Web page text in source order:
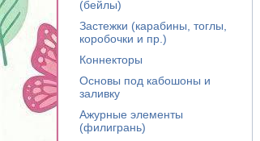
(бейлы)
Застежки (карабины, тоглы,
коробочки и пр.)
Коннекторы
Основы под кабошоны и
заливку
Ажурные элементы
(филигрань)